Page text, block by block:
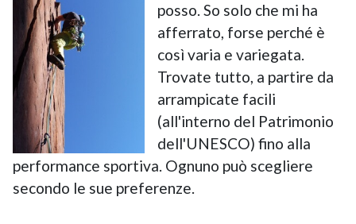
posso. So solo che mi ha
afferrato, forse perché è
così varia e variegata.
Trovate tutto, a partire da
arrampicate facili
(all'interno del Patrimonio
dell'UNESCO) fino alla
performance sportiva. Ognuno può scegliere
secondo le sue preferenze.